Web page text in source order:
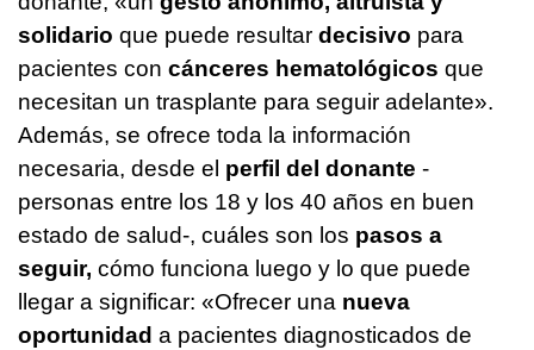
solidario que puede resultar decisivo para
pacientes con cánceres hematológicos que
necesitan un trasplante para seguir adelante».
Además, se ofrece toda la información
necesaria, desde el perfil del donante -
personas entre los 18 y los 40 años en buen
estado de salud-, cuáles son los pasos a
seguir, cómo funciona luego y lo que puede
llegar a significar: «Ofrecer una nueva
oportunidad a pacientes diagnosticados de